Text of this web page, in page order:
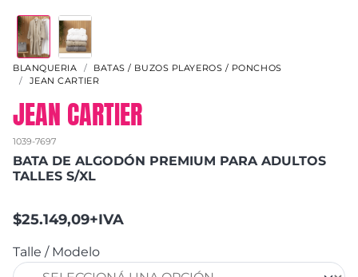
BLANQUERIA
BATAS / BUZOS PLAYEROS / PONCHOS
JEAN CARTIER
JEAN CARTIER
1039-7697
BATA DE ALGODÓN PREMIUM PARA ADULTOS
TALLES S/XL
$25.149,09+IVA
Talle / Modelo